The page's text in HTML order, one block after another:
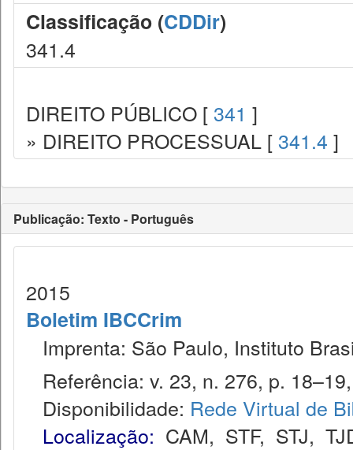
Classificação (CDDir)
341.4
DIREITO PÚBLICO [ 341 ]
» DIREITO PROCESSUAL [ 341.4 ]
Publicação: Texto - Português
2015
Boletim IBCCrim
Imprenta: São Paulo, Instituto
Referência: v. 23, n. 276, p.
Disponibilidade: Rede Virtual de
Localização: CAM, STF, STJ,